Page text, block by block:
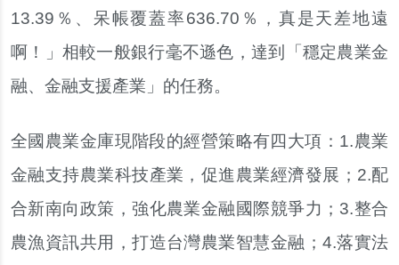
13.39％、呆帳覆蓋率636.70％，真是天差地遠
啊！」相較一般銀行毫不遜色，達到「穩定農業金
融、金融支援產業」的任務。
全國農業金庫現階段的經營策略有四大項：1.農業
金融支持農業科技產業，促進農業經濟發展；2.配
合新南向政策，強化農業金融國際競爭力；3.整合
農漁資訊共用，打造台灣農業智慧金融；4.落實法